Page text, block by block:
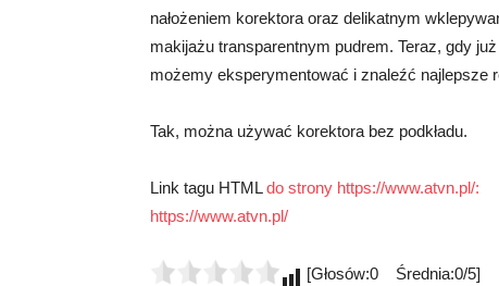
nałożeniem korektora oraz delikatnym
makijażu transparentnym pudrem. Teraz, gdy
możemy eksperymentować i znaleźć najlepsze
Tak, można używać korektora bez podkładu.
Link tagu HTMLdo strony https://www.atvn.pl/:
https://www.atvn.pl/
[Głosów:0 Średnia:0/5]